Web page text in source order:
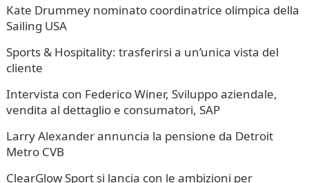
Kate Drummey nominato coordinatrice olimpica della
Sailing USA
Sports & Hospitality: trasferirsi a un’unica vista del
cliente
Intervista con Federico Winer, Sviluppo aziendale,
vendita al dettaglio e consumatori, SAP
Larry Alexander annuncia la pensione da Detroit
Metro CVB
ClearGlow Sport si lancia con le ambizioni per